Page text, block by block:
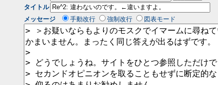
タイトル
メッセージ
手動改行 強制改行 図表モード